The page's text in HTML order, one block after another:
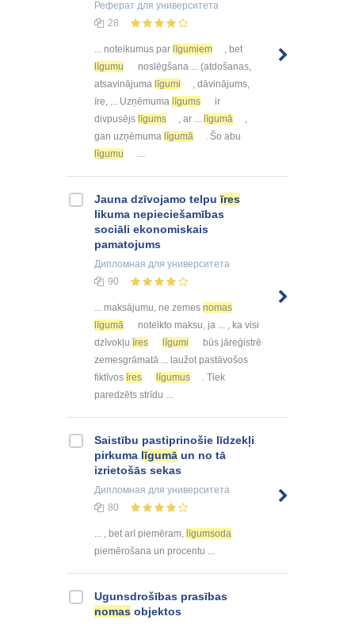
Реферат для университета
28
... noteikumus par līgumiem
, bet
līgumu
noslēgšana ... (atdošanas,
atsavinājuma līgumi
, dāvinājums,
īre, ... Uzņēmuma līgums
ir
divpusējs līgums , ar ... līgumā
,
gan uzņēmuma līgumā
. Šo abu
līgumu
...
Jauna dzīvojamo telpuīres
likuma nepieciešamības
sociāli ekonomiskais
pamatojums
Дипломная для университета
90
... maksājumu, ne zemes nomas
līgumā
noteikto maksu, ja ... , ka visi
dzīvokļu īres līgumi
būs jāreģistrē
zemesgrāmatā ... laužot pastāvošos
fiktīvos īres līgumus
. Tiek
paredzēts strīdu ...
Saistību pastiprinošie līdzekļi
pirkuma līgumā un no tā
izrietošās sekas
Дипломная для университета
80
... , bet arī piemēram, līgumsoda
piemērošana un procentu ...
Ugunsdrošības prasības
nomas objektos